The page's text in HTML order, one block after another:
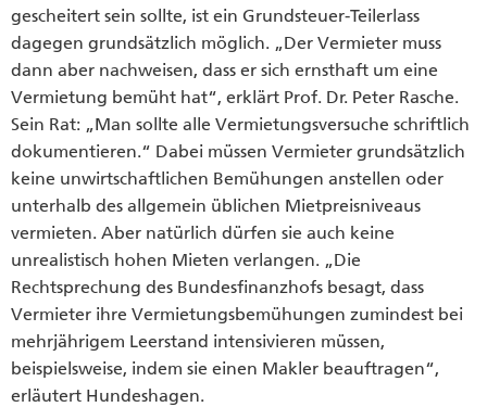
gescheitert sein sollte, ist ein Grundsteuer-Teilerlass
dagegen grundsätzlich möglich. „Der Vermieter muss
dann aber nachweisen, dass er sich ernsthaft um eine
Vermietung bemüht hat“, erklärt Prof. Dr. Peter Rasche.
Sein Rat: „Man sollte alle Vermietungsversuche schriftlich
dokumentieren.“ Dabei müssen Vermieter grundsätzlich
keine unwirtschaftlichen Bemühungen anstellen oder
unterhalb des allgemein üblichen Mietpreisniveaus
vermieten. Aber natürlich dürfen sie auch keine
unrealistisch hohen Mieten verlangen. „Die
Rechtsprechung des Bundesfinanzhofs besagt, dass
Vermieter ihre Vermietungsbemühungen zumindest bei
mehrjährigem Leerstand intensivieren müssen,
beispielsweise, indem sie einen Makler beauftragen“,
erläutert Hundeshagen.